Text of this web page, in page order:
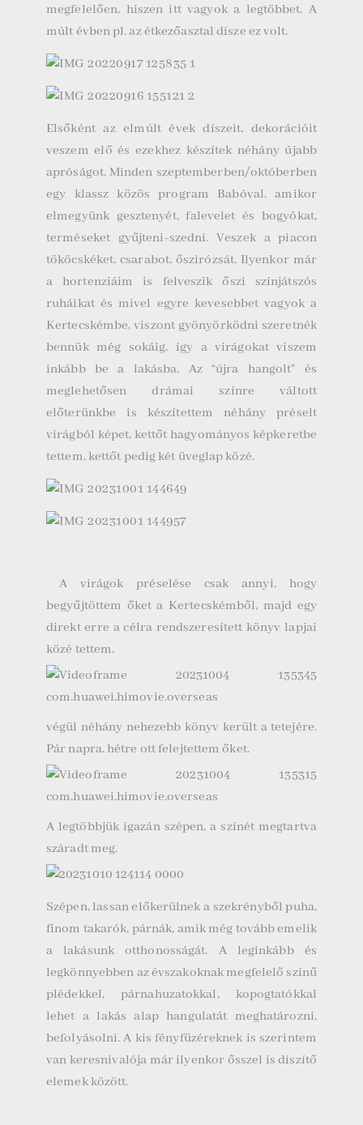
megfelelően, hiszen itt vagyok a legtöbbet. A
múlt évben pl. az étkezőasztal dísze ez volt.
Elsőként az elmúlt évek díszeit, dekorációit
veszem elő és ezekhez készítek néhány újabb
apróságot. Minden szeptemberben/októberben
egy klassz közös program Babóval, amikor
elmegyünk gesztenyét, falevelet és bogyókat,
terméseket gyűjteni-szedni. Veszek a piacon
tököcskéket, csarabot, őszirózsát. Ilyenkor már
a hortenziáim is felveszik őszi színjátszós
ruháikat és mivel egyre kevesebbet vagyok a
Kertecskémbe, viszont gyönyörködni szeretnék
bennük még sokáig, így a virágokat viszem
inkább be a lakásba. Az “újra hangolt” és
meglehetősen drámai színre váltott
előterünkbe is készítettem néhány préselt
virágból képet, kettőt hagyományos képkeretbe
tettem, kettőt pedig két üveglap közé.
A virágok préselése csak annyi, hogy
begyűjtöttem őket a Kertecskémből, majd egy
direkt erre a célra rendszeresített könyv lapjai
közé tettem,
végül néhány nehezebb könyv került a tetejére.
Pár napra, hétre ott felejtettem őket.
A legtöbbjük igazán szépen, a színét megtartva
száradt meg.
Szépen, lassan előkerülnek a szekrényből puha,
finom takarók, párnák, amik még tovább emelik
a lakásunk otthonosságát. A leginkább és
legkönnyebben az évszakoknak megfelelő színű
plédekkel, párnahuzatokkal, kopogtatókkal
lehet a lakás alap hangulatát meghatározni,
befolyásolni. A kis fényfüzéreknek is szerintem
van keresnivalója már ilyenkor ősszel is díszítő
elemek között.